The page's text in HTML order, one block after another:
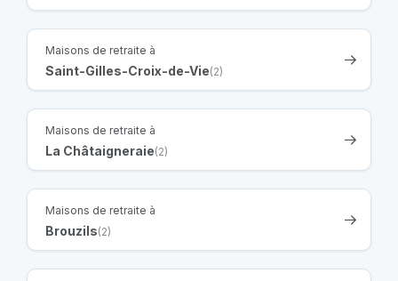
Maisons de retraite à
Saint-Gilles-Croix-de-Vie(2)
Maisons de retraite à
La Châtaigneraie(2)
Maisons de retraite à
Brouzils(2)